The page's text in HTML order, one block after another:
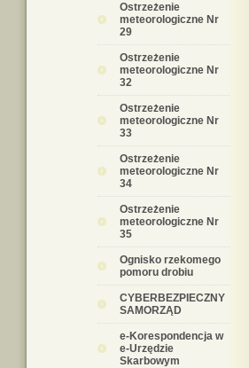
Ostrzeżenie
meteorologiczne Nr
29
Ostrzeżenie
meteorologiczne Nr
32
Ostrzeżenie
meteorologiczne Nr
33
Ostrzeżenie
meteorologiczne Nr
34
Ostrzeżenie
meteorologiczne Nr
35
Ognisko rzekomego
pomoru drobiu
CYBERBEZPIECZNY
SAMORZĄD
e-Korespondencja w
e-Urzędzie
Skarbowym